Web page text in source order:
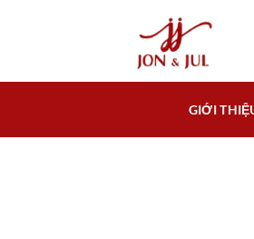
dung
GIỚI